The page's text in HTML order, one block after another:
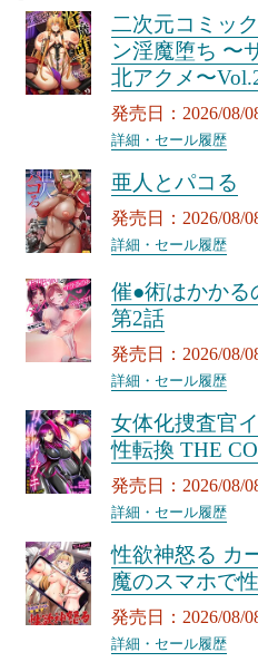
二次元コミッ
ン淫魔堕ち 〜
北アクメ〜
発売日：2026/08/
詳細・セール履歴
亜人とパコる
発売日：2026/08/
詳細・セール履歴
催●術はかかる
第2話
発売日：2026/08/
詳細・セール履歴
女体化捜査官
性転換 THE
発売日：2026/08/
詳細・セール履歴
性欲神怒る カ
魔のスマホで
発売日：2026/08/
詳細・セール履歴